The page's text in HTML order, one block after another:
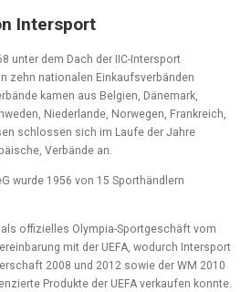
Intersport
unter dem Dach der IIC-Intersport
zehn nationalen Einkaufsverbänden
kamen aus Belgien, Dänemark,
Niederlande, Norwegen, Frankreich,
schlossen sich im Laufe der Jahre
Verbände an.
wurde 1956 von 15 Sporthändlern
offizielles Olympia-Sportgeschäft vom
mit der UEFA, wodurch Intersport
2008 und 2012 sowie der WM 2010
Produkte der UEFA verkaufen konnte.